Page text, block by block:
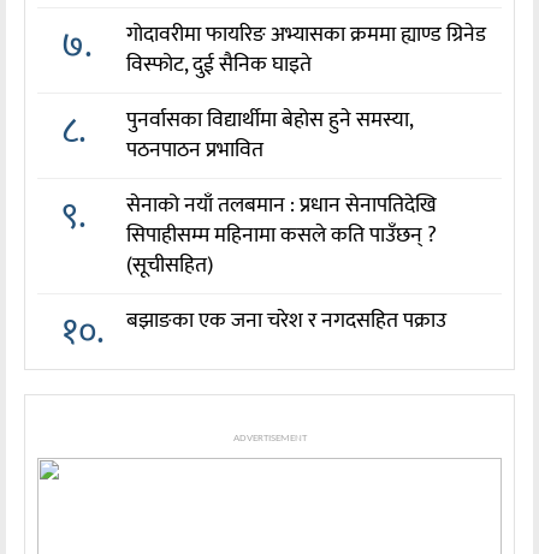
७.
गोदावरीमा फायरिङ अभ्यासका क्रममा ह्याण्ड ग्रिनेड
विस्फोट, दुई सैनिक घाइते
८.
पुनर्वासका विद्यार्थीमा बेहोस हुने समस्या,
पठनपाठन प्रभावित
९.
सेनाको नयाँ तलबमान : प्रधान सेनापतिदेखि
सिपाहीसम्म महिनामा कसले कति पाउँछन् ?
(सूचीसहित)
१०. बझाङका एक जना चरेश र नगदसहित पक्राउ
ADVERTISEMENT